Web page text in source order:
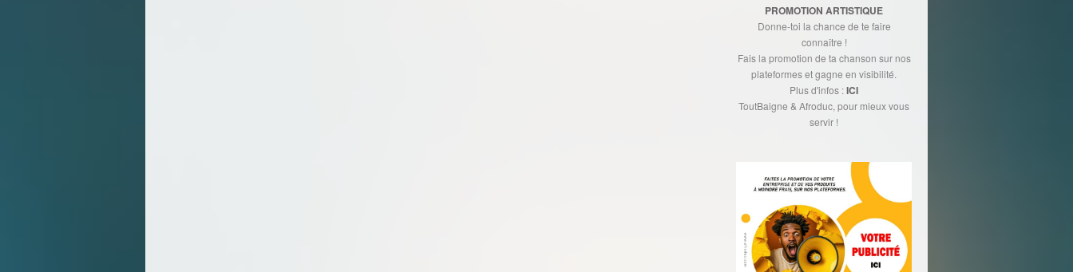
PROMOTION ARTISTIQUE
Donne-toi la chance de te faire
connaître !
Fais la promotion de ta chanson sur nos
plateformes et gagne en visibilité.
Plus d'infos :ICI
ToutBaigne & Afroduc, pour mieux vous
servir !